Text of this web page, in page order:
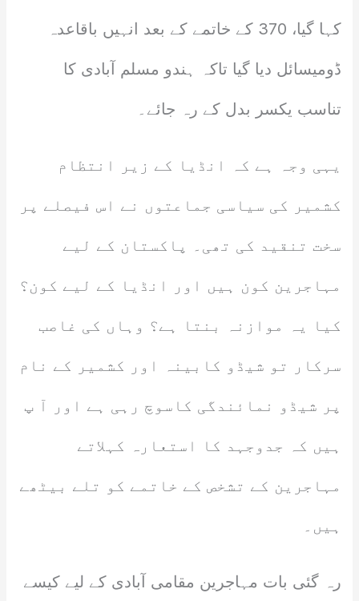
کہا گیا، 370 کے خاتمے کے بعد انہیں باقاعدہ
ڈومیسائل دیا گیا تاکہ ہندو مسلم آبادی کا
تناسب یکسر بدل کے رہ جائے۔
یہی وجہ ہے کہ انڈیا کے زیر انتظام
کشمیر کی سیاسی جماعتوں نے اس فیصلے پر
سخت تنقید کی تھی۔ پاکستان کے لیے
مہاجرین کون ہیں اور انڈیا کے لیے کون؟
کیا یہ موازنہ بنتا ہے؟ وہاں کی غاصب
سرکار تو شیڈو کابینہ اور کشمیر کے نام
پر شیڈو نمائندگی کاسوچ رہی ہے اور آ پ
ہیں کہ جدوجہد کا استعارہ کہلاتے
مہاجرین کے تشخص کے خاتمے کو تلے بیٹھے
ہیں۔
رہ گئی بات مہاجرین مقامی آبادی کے لیے کیسے